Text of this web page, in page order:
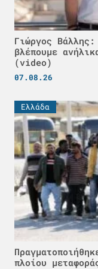
Γιώργος
βλέπουμε
(video)
07.08.26
Ελλάδα
πλοίου